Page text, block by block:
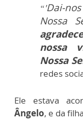
“'Dai-
Nossa
nossa
Nossa
redes
Ele estava
Ângelo, e da